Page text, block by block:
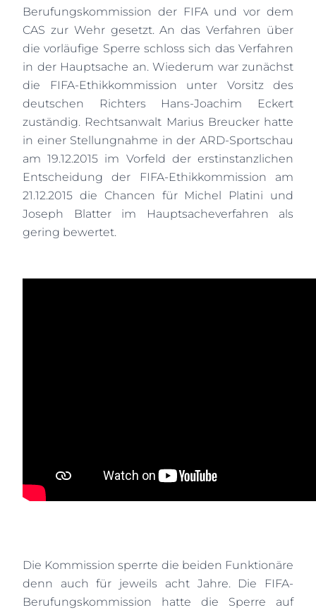
Berufungskommission der FIFA und vor dem
CAS zur Wehr gesetzt. An das Verfahren über
die vorläufige Sperre schloss sich das Verfahren
in der Hauptsache an. Wiederum war zunächst
die FIFA-Ethikkommission unter Vorsitz des
deutschen Richters Hans-Joachim Eckert
zuständig. Rechtsanwalt Marius Breucker hatte
in einer Stellungnahme in der ARD-Sportschau
am 19.12.2015 im Vorfeld der erstinstanzlichen
Entscheidung der FIFA-Ethikkommission am
21.12.2015 die Chancen für Michel Platini und
Joseph Blatter im Hauptsacheverfahren als
gering bewertet.
Die Kommission sperrte die beiden Funktionäre
denn auch für jeweils acht Jahre. Die FIFA-
Berufungskommission hatte die Sperre auf